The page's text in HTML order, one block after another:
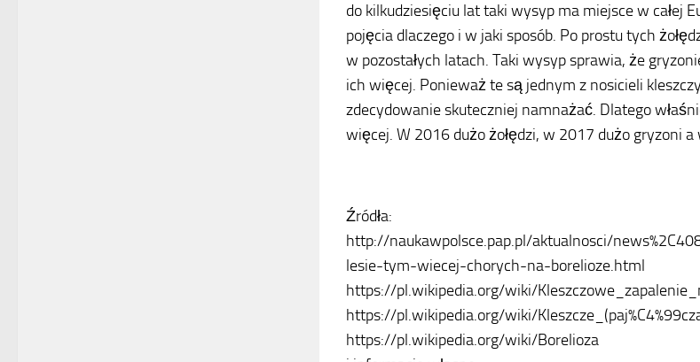
do kilkudziesięciu lat taki wysyp ma miejsce w całej
pojęcia dlaczego i w jaki sposób. Po prostu tych
w pozostałych latach. Taki wysyp sprawia, że
ich więcej. Ponieważ te są jednym z nosicieli
zdecydowanie skuteczniej namnażać. Dlatego
więcej. W 2016 dużo żołędzi, w 2017 dużo gryzoni
Źródła:
http://naukawpolsce.pap.pl/aktualnosci/
lesie-tym-wiecej-chorych-na-borelioze.html
https://pl.wikipedia.org/wiki/
https://pl.wikipedia.org/wiki/
https://pl.wikipedia.org/wiki/Borelioza